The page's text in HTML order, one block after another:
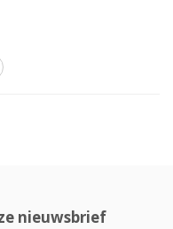
nieuwsbrief